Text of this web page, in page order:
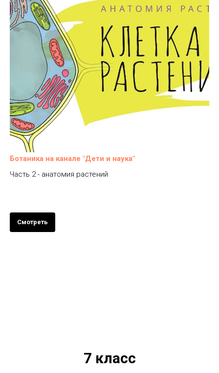
Ботаника на канале "Дети и наука"
Часть 2 - анатомия растений
Смотреть
7 класс